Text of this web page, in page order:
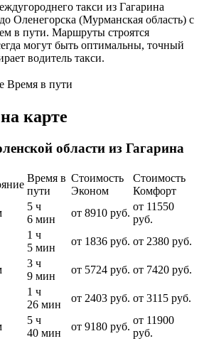
такси из Гагарина
Оленегорска (Мурманская область) с
в пути. Маршруты строятся
могут быть оптимальны, точный
водитель такси.
Время в пути
карте
области из Гагарина
Время в
пути
Стоимость
Эконом
Стоимость
Комфорт
5 ч
6 мин
от 8910 руб.
от 11550
руб.
1 ч
5 мин
от 1836 руб. от 2380 руб.
3 ч
9 мин
от 5724 руб. от 7420 руб.
1 ч
26 мин
от 2403 руб. от 3115 руб.
5 ч
40 мин
от 9180 руб.
от 11900
руб.